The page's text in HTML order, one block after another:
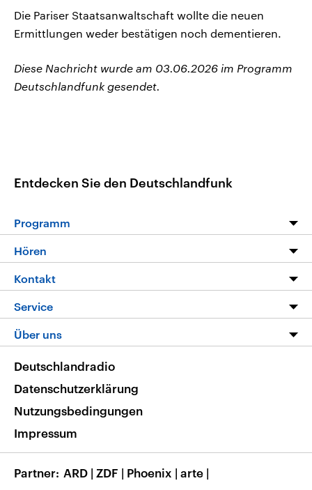
Die Pariser Staatsanwaltschaft wollte die neuen
Ermittlungen weder bestätigen noch dementieren.
Diese Nachricht wurde am 03.06.2026 im Programm
Deutschlandfunk gesendet.
Entdecken Sie den Deutschlandfunk
Programm
Programm
Die Nachrichten
Nachrichtenleicht
Neue Beiträge auf dlf.de
Hören
Livestream
Podcasts
Deutschlandfunk App
Nachrichten App
Frequenzen
Kontakt
Hörerservice
Service
FAQ
Veranstaltungen
Musikliste
RSS
Über uns
Barrierefreiheit
Deutschlandradio
Datenschutzerklärung
Nutzungsbedingungen
Impressum
Partner ARD | ZDF | Phoenix | arte |